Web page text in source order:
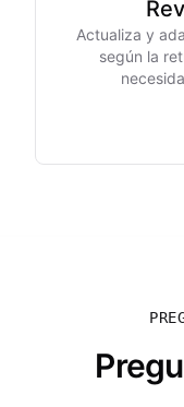
Actualiza y
según la